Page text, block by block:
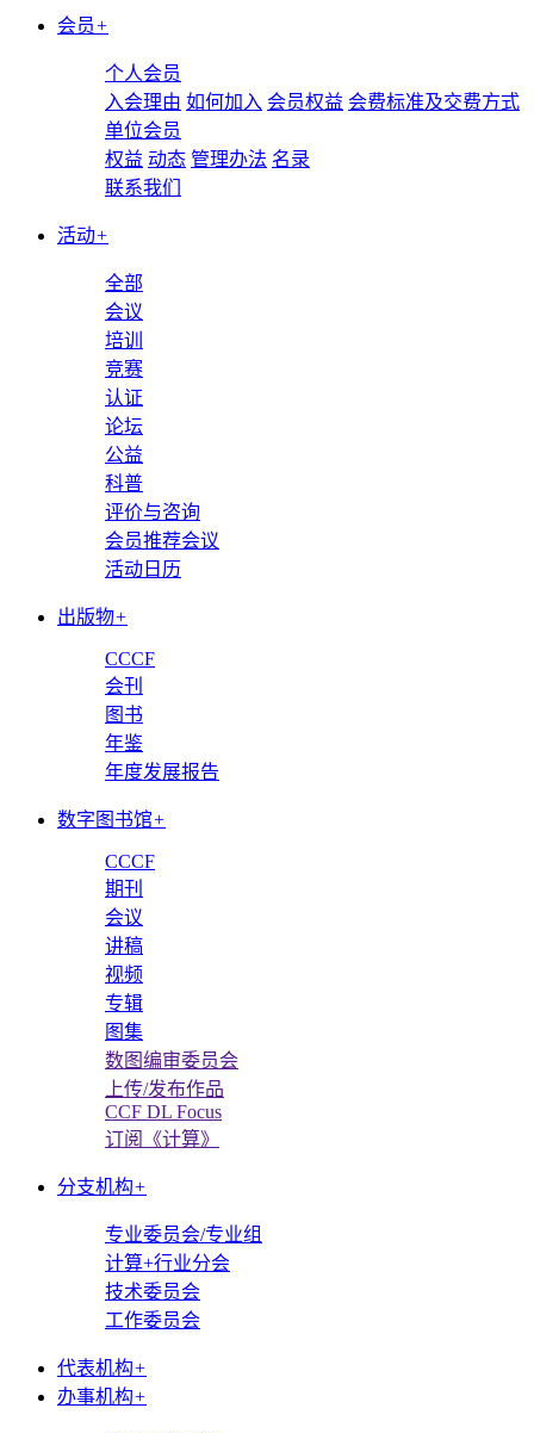
会员+
个人会员
入会理由 如何加入 会员权益 会费标准及交费方式
单位会员
权益 动态 管理办法 名录
联系我们
活动+
全部
会议
培训
竞赛
认证
论坛
公益
科普
评价与咨询
会员推荐会议
活动日历
出版物+
CCCF
会刊
图书
年鉴
年度发展报告
数字图书馆+
CCCF
期刊
会议
讲稿
视频
专辑
图集
数图编审委员会
上传/发布作品
CCF DL Focus
订阅《计算》
分支机构+
专业委员会/专业组
计算+行业分会
技术委员会
工作委员会
代表机构+
办事机构+